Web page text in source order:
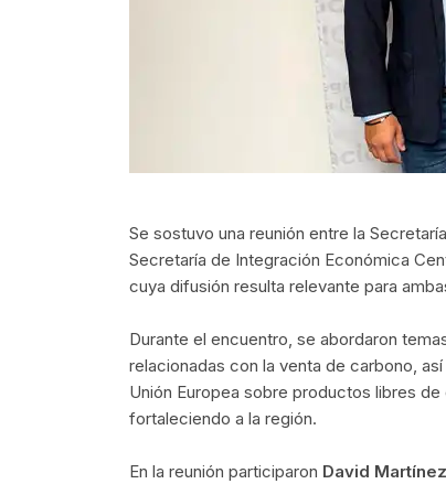
Se sostuvo una reunión entre la
Secretaría de Integración Económica
cuya difusión resulta relevante para
Durante el encuentro, se abordaron
relacionadas con la venta de carbono,
Unión Europea sobre productos libres
fortaleciendo a la región.
En la reunión participaron David Martínez